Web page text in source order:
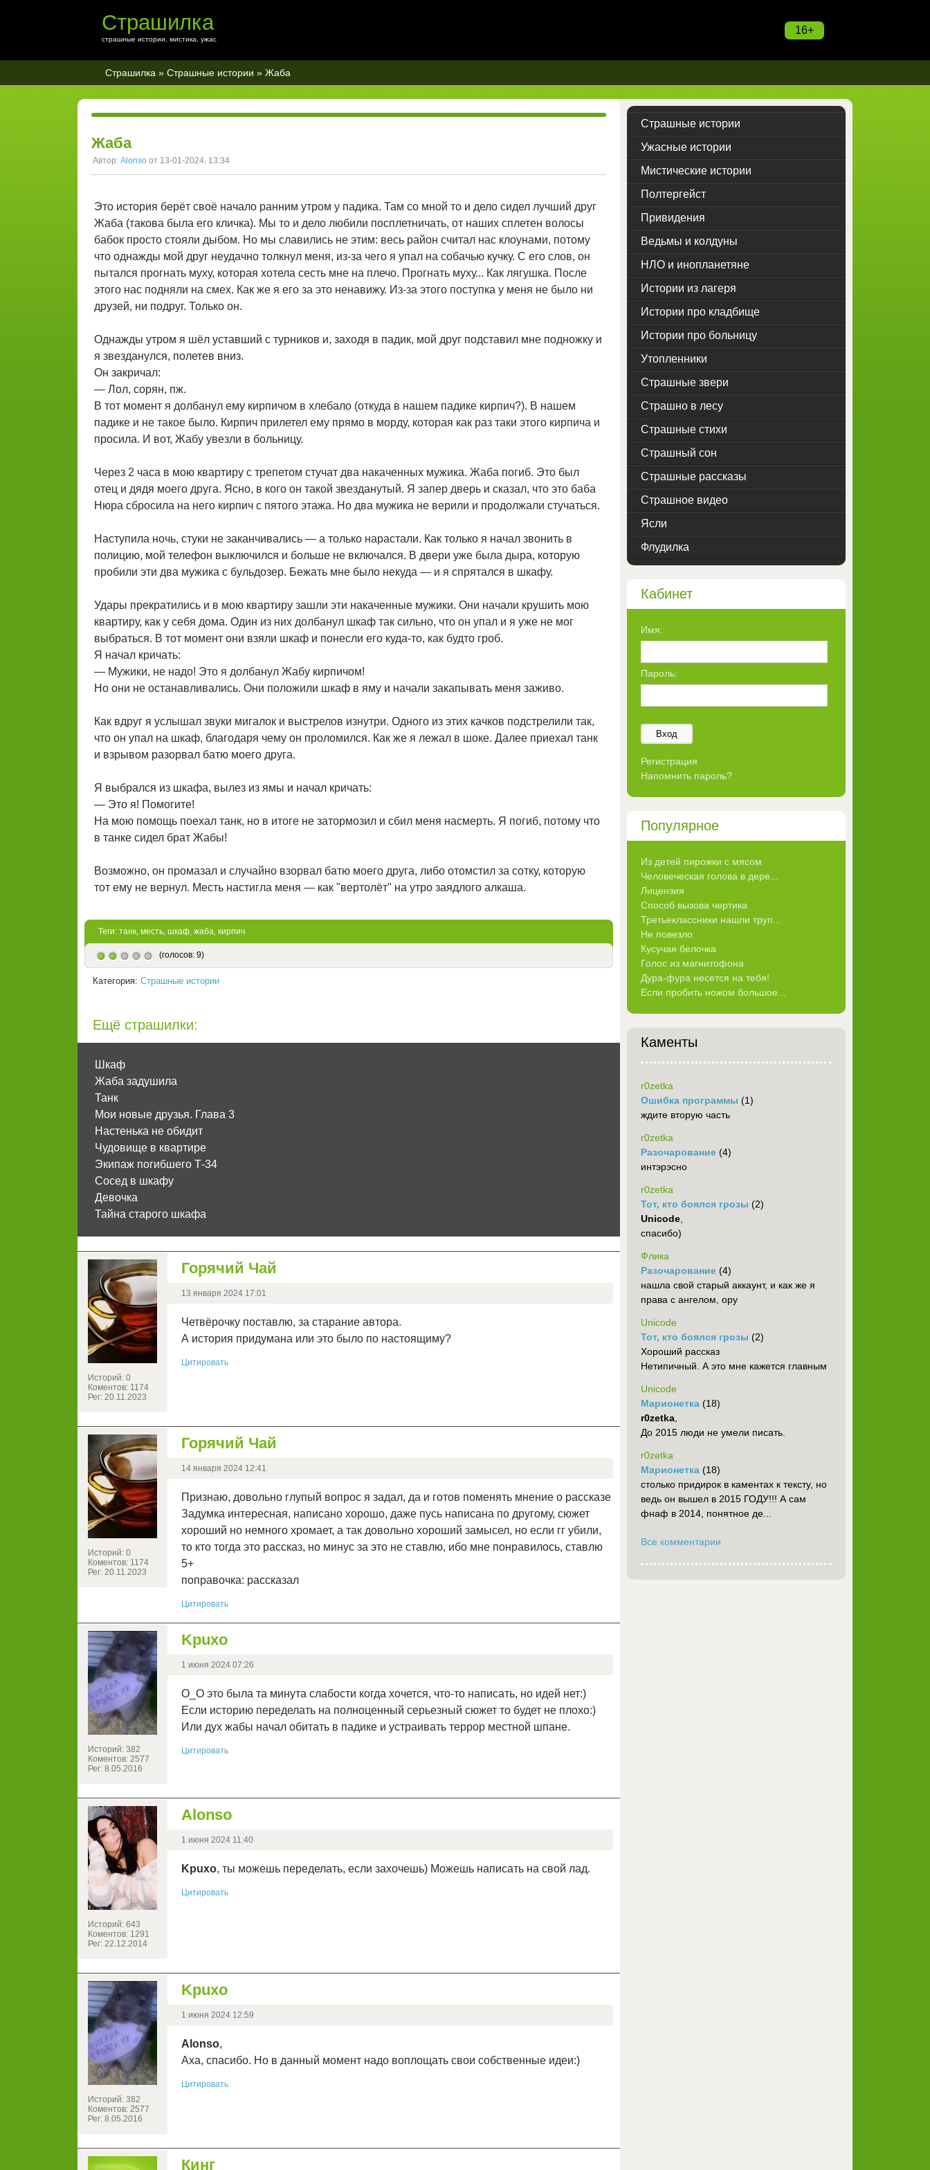
16+
Страшилка
страшные истории, мистика, ужас
Страшилка » Страшные истории » Жаба
Жаба
Автор: Alonso от 13-01-2024, 13:34
Это история берёт своё начало ранним утром у падика. Там со мной то и дело сидел лучший друг
Жаба (такова была его кличка). Мы то и дело любили посплетничать, от наших сплетен волосы
бабок просто стояли дыбом. Но мы славились не этим: весь район считал нас клоунами, потому
что однажды мой друг неудачно толкнул меня, из-за чего я упал на собачью кучку. С его слов, он
пытался прогнать муху, которая хотела сесть мне на плечо. Прогнать муху... Как лягушка. После
этого нас подняли на смех. Как же я его за это ненавижу. Из-за этого поступка у меня не было ни
друзей, ни подруг. Только он.
Однажды утром я шёл уставший с турников и, заходя в падик, мой друг подставил мне подножку и
я звезданулся, полетев вниз.
Он закричал:
— Лол, сорян, пж.
В тот момент я долбанул ему кирпичом в хлебало (откуда в нашем падике кирпич?). В нашем
падике и не такое было. Кирпич прилетел ему прямо в морду, которая как раз таки этого кирпича и
просила. И вот, Жабу увезли в больницу.
Через 2 часа в мою квартиру с трепетом стучат два накаченных мужика. Жаба погиб. Это был
отец и дядя моего друга. Ясно, в кого он такой звезданутый. Я запер дверь и сказал, что это баба
Нюра сбросила на него кирпич с пятого этажа. Но два мужика не верили и продолжали стучаться.
Наступила ночь, стуки не заканчивались — а только нарастали. Как только я начал звонить в
полицию, мой телефон выключился и больше не включался. В двери уже была дыра, которую
пробили эти два мужика с бульдозер. Бежать мне было некуда — и я спрятался в шкафу.
Удары прекратились и в мою квартиру зашли эти накаченные мужики. Они начали крушить мою
квартиру, как у себя дома. Один из них долбанул шкаф так сильно, что он упал и я уже не мог
выбраться. В тот момент они взяли шкаф и понесли его куда-то, как будто гроб.
Я начал кричать:
— Мужики, не надо! Это я долбанул Жабу кирпичом!
Но они не останавливались. Они положили шкаф в яму и начали закапывать меня заживо.
Как вдруг я услышал звуки мигалок и выстрелов изнутри. Одного из этих качков подстрелили так,
что он упал на шкаф, благодаря чему он проломился. Как же я лежал в шоке. Далее приехал танк
и взрывом разорвал батю моего друга.
Я выбрался из шкафа, вылез из ямы и начал кричать:
— Это я! Помогите!
На мою помощь поехал танк, но в итоге не затормозил и сбил меня насмерть. Я погиб, потому что
в танке сидел брат Жабы!
Возможно, он промазал и случайно взорвал батю моего друга, либо отомстил за сотку, которую
тот ему не вернул. Месть настигла меня — как "вертолёт" на утро заядлого алкаша.
Теги: танк, месть, шкаф, жаба, кирпич
(голосов: 9)
Категория: Страшные истории
Ещё страшилки:
Шкаф
Жаба задушила
Танк
Мои новые друзья. Глава 3
Настенька не обидит
Чудовище в квартире
Экипаж погибшего Т-34
Сосед в шкафу
Девочка
Тайна старого шкафа
Историй: 0
Коментов: 1174
Рег: 20.11.2023
Горячий Чай
13 января 2024 17:01
Четвёрочку поставлю, за старание автора.
А история придумана или это было по настоящиму?
Цитировать
Историй: 0
Коментов: 1174
Рег: 20.11.2023
Горячий Чай
14 января 2024 12:41
Признаю, довольно глупый вопрос я задал, да и готов поменять мнение о рассказе
Задумка интересная, написано хорошо, даже пусь написана по другому, сюжет
хороший но немного хромает, а так довольно хороший замысел, но если гг убили,
то кто тогда это рассказ, но минус за это не ставлю, ибо мне понравилось, ставлю
5+
поправочка: рассказал
Цитировать
Историй: 382
Коментов: 2577
Рег: 8.05.2016
Kpuxo
1 июня 2024 07:26
О_О это была та минута слабости когда хочется, что-то написать, но идей нет:)
Если историю переделать на полноценный серьезный сюжет то будет не плохо:)
Или дух жабы начал обитать в падике и устраивать террор местной шпане.
Цитировать
Историй: 643
Коментов: 1291
Рег: 22.12.2014
Alonso
1 июня 2024 11:40
Kpuxo, ты можешь переделать, если захочешь) Можешь написать на свой лад.
Цитировать
Историй: 382
Коментов: 2577
Рег: 8.05.2016
Kpuxo
1 июня 2024 12:59
Alonso,
Аха, спасибо. Но в данный момент надо воплощать свои собственные идеи:)
Цитировать
Кинг
Страшные истории
Ужасные истории
Мистические истории
Полтергейст
Привидения
Ведьмы и колдуны
НЛО и инопланетяне
Истории из лагеря
Истории про кладбище
Истории про больницу
Утопленники
Страшные звери
Страшно в лесу
Страшные стихи
Страшный сон
Страшные рассказы
Страшное видео
Ясли
Флудилка
Кабинет
Имя:
Пароль:
Вход
Регистрация
Напомнить пароль?
Популярное
Из детей пирожки с мясом
Человеческая голова в дере...
Лицензия
Способ вызова чертика
Третьеклассники нашли труп...
Не повезло
Кусучая белочка
Голос из магнитофона
Дура-фура несется на тебя!
Если пробить ножом большое...
Каменты
r0zetka
Ошибка программы (1)
ждите вторую часть
r0zetka
Разочарование (4)
интэрэсно
r0zetka
Тот, кто боялся грозы (2)
Unicode
спасибо)
Флика
Разочарование (4)
нашла свой старый аккаунт, и как же я
права с ангелом, ору
Unicode
Тот, кто боялся грозы (2)
Хороший рассказ
Нетипичный. А это мне кажется главным
Unicode
Марионетка (18)
r0zetka
До 2015 люди не умели писать.
r0zetka
Марионетка (18)
столько придирок в каментах к тексту, но
ведь он вышел в 2015 ГОДУ!!! А сам
фнаф в 2014, понятное де...
Все комментарии